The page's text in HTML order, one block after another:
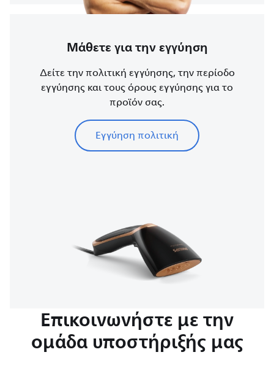
Μάθετε για την εγγύηση
Δείτε την πολιτική εγγύησης, την περίοδο
εγγύησης και τους όρους εγγύησης για το
προϊόν σας.
Εγγύηση πολιτική
Επικοινωνήστε με την
ομάδα υποστήριξής μας